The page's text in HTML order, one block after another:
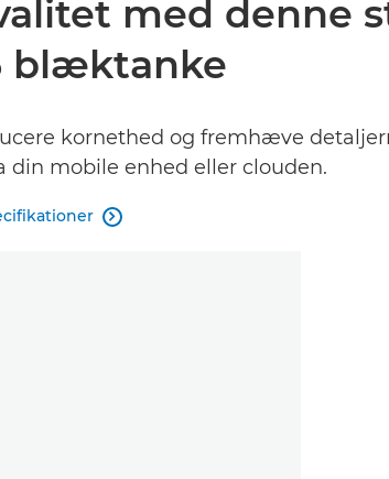
med denne
blæktanke
kornethed og fremhæve
din mobile enhed eller clouden.
